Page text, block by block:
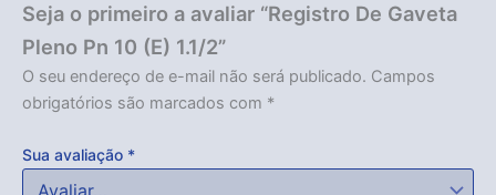
Seja o primeiro a avaliar “Registro De Gaveta
Pleno Pn 10 (E) 1.1/2”
O seu endereço de e-mail não será publicado. Campos
obrigatórios são marcados com *
Sua avaliação *